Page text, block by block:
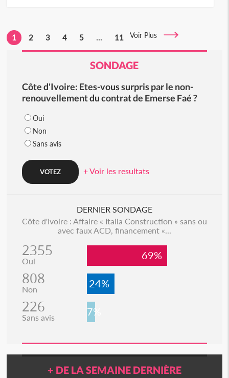
1 2 3 4 5 ... 11 Voir Plus
SONDAGE
Côte d'Ivoire: Etes-vous surpris par le non-
renouvellement du contrat de Emerse Faé ?
Oui
Non
Sans avis
+ Voir les resultats
DERNIER SONDAGE
Côte d'Ivoire : Affaire « Italia Construction » sans ou
avec faux ACD, financement «...
2355
Oui 69%
808
Non 24%
226
Sans avis 7%
+ DE LA SEMAINE DERNIÈRE